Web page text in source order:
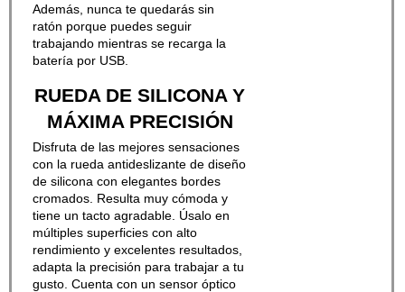
Además, nunca te quedarás sin
ratón porque puedes seguir
trabajando mientras se recarga la
batería por USB.
RUEDA DE SILICONA Y
MÁXIMA PRECISIÓN
Disfruta de las mejores sensaciones
con la rueda antideslizante de diseño
de silicona con elegantes bordes
cromados. Resulta muy cómoda y
tiene un tacto agradable. Úsalo en
múltiples superficies con alto
rendimiento y excelentes resultados,
adapta la precisión para trabajar a tu
gusto. Cuenta con un sensor óptico